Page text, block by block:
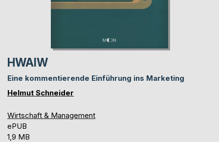
HWAIW
Eine kommentierende Einführung ins Marketing
Helmut Schneider
Wirtschaft & Management
ePUB
1,9 MB